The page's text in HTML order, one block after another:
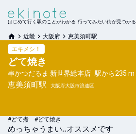
はじめて行く駅のことがわかる 行ってみたい街が見つかる
近畿 大阪府 恵美須町駅
エキメシ！
どて焼き
串かつだるま 新世界総本店 駅から235 m
恵美須町駅 大阪府大阪市浪速区
#どて煮 #どて焼き
めっちゃうまい‥オススメです